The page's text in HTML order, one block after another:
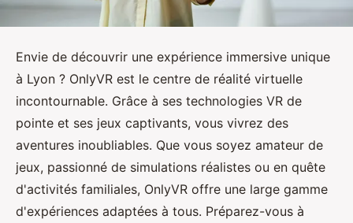
Envie de découvrir une expérience immersive unique
à Lyon ? OnlyVR est le centre de réalité virtuelle
incontournable. Grâce à ses technologies VR de
pointe et ses jeux captivants, vous vivrez des
aventures inoubliables. Que vous soyez amateur de
jeux, passionné de simulations réalistes ou en quête
d'activités familiales, OnlyVR offre une large gamme
d'expériences adaptées à tous. Préparez-vous à